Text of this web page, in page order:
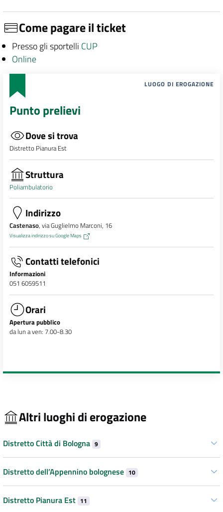
Come pagare il ticket
Presso gli sportelli CUP
Online
LUOGO DI EROGAZIONE
Punto prelievi
Dove si trova
Distretto Pianura Est
Struttura
Poliambulatorio
Indirizzo
Castenaso, via Guglielmo Marconi, 16
Visualizza indirizzo su Google Maps
Contatti telefonici
Informazioni
051 6059511
Orari
Apertura pubblico
da lun a ven: 7.00-8.30
Altri luoghi di erogazione
Distretto Città di Bologna 9
Distretto dell’Appennino bolognese 10
Distretto Pianura Est 11